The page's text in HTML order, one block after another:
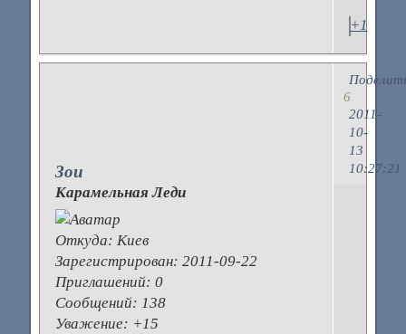
+1
6
2011-
10-
13
10:27:21
Зои
Карамельная Леди
Откуда: Киев
Зарегистрирован: 2011-09-22
Приглашений: 0
Сообщений: 138
Уважение: +15